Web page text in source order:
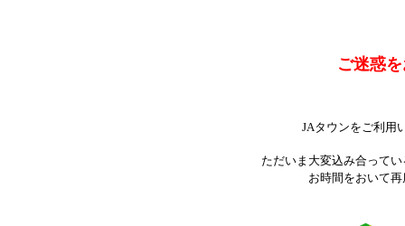
ご迷惑
JAタウンをご利用
ただいま大変込み合って
お時間をおいて